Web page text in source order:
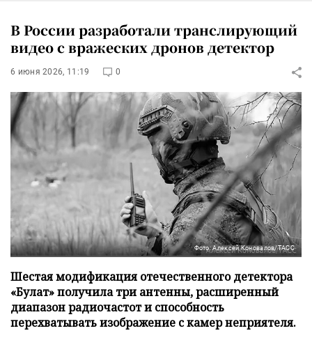
В России разработали транслирующий
видео с вражеских дронов детектор
6 июня 2026, 11:19 0
Фото: Алексей Коновалов/ТАСС
Шестая модификация отечественного детектора
«Булат» получила три антенны, расширенный
диапазон радиочастот и способность
перехватывать изображение с камер неприятеля.